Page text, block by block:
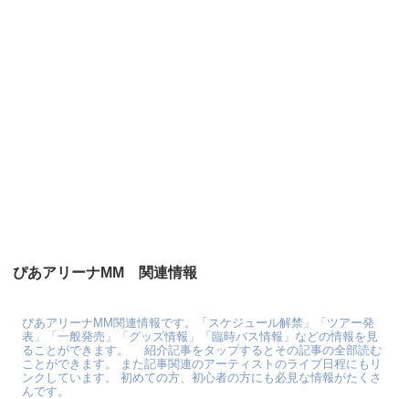
ぴあアリーナMM 関連情報
ぴあアリーナMM関連情報です。「スケジュール解禁」「ツアー発
表」「一般発売」「グッズ情報」「臨時バス情報」などの情報を見
ることができます。 紹介記事をタップするとその記事の全部読む
ことができます。 また記事関連のアーティストのライブ日程にもリ
ンクしています。 初めての方、初心者の方にも必見な情報がたくさ
んです。